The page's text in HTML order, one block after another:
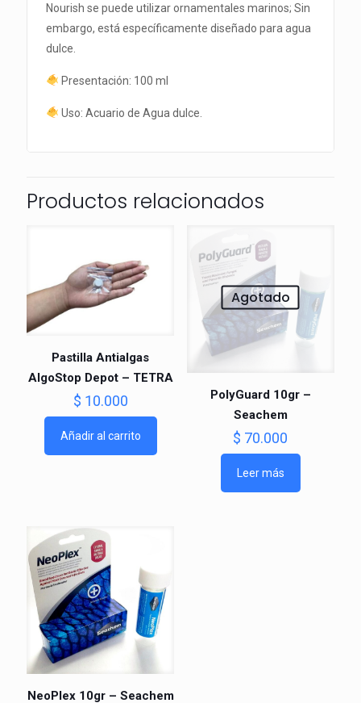
Nourish se puede utilizar ornamentales marinos; Sin
embargo, está específicamente diseñado para agua
dulce.
Presentación: 100 ml
Uso: Acuario de Agua dulce.
Productos relacionados
Pastilla Antialgas
AlgoStop Depot – TETRA
$ 10.000
Añadir al carrito
Agotado
PolyGuard 10gr –
Seachem
$ 70.000
Leer más
NeoPlex 10gr – Seachem